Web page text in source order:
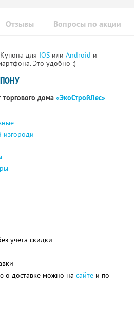
Отзывы Вопросы по акции
для IOS или Android и
Это удобно :)
торгового дома «ЭкоСтройЛес»
изгороди
учета скидки
доставке можно на сайте и по